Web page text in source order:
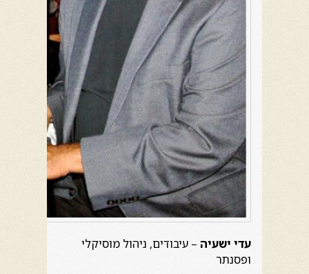
עדי ישעיה – עיבודים, ניהול מוסיקלי
ופסנתר